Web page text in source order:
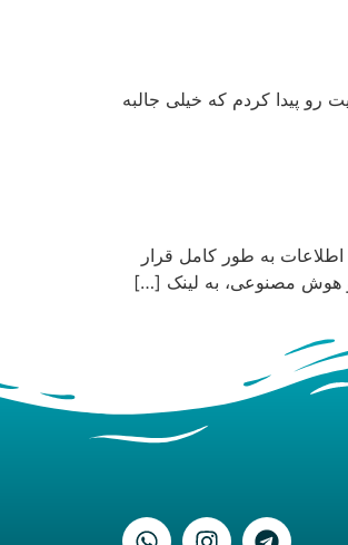
پیدا کردم که خیلی جالبه
به طور کامل قرار
هوش مصنوعی، به لینک […]